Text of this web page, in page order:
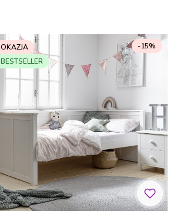
OKAZJA
BESTSELLER
-15%